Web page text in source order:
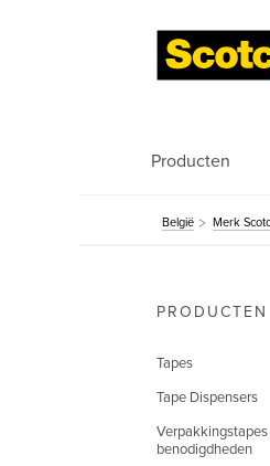
Producten
België Merk
PRODUCTEN
Tapes
Tape Dispensers
Verpakkingstapes
benodigdheden